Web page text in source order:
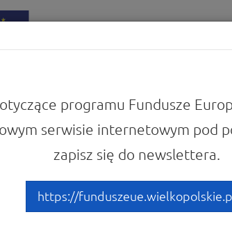
strony.
programu Fundusze
serwisie internetowym pod
zapisz się do newslettera.
https://